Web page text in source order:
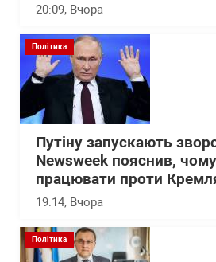
20:09, Вчора
Політика
Путіну запускають
Newsweek пояснив,
працювати проти
19:14, Вчора
Політика